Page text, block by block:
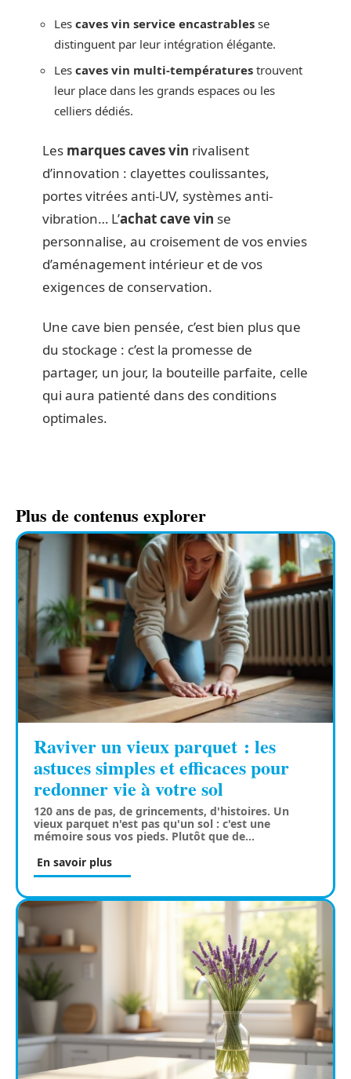
Les caves vin service encastrables se
distinguent par leur intégration élégante.
Les caves vin multi-températures trouvent
leur place dans les grands espaces ou les
celliers dédiés.
Les marques caves vin rivalisent
d’innovation : clayettes coulissantes,
portes vitrées anti-UV, systèmes anti-
vibration… L’achat cave vin se
personnalise, au croisement de vos envies
d’aménagement intérieur et de vos
exigences de conservation.
Une cave bien pensée, c’est bien plus que
du stockage : c’est la promesse de
partager, un jour, la bouteille parfaite, celle
qui aura patienté dans des conditions
optimales.
Plus de contenus explorer
Raviver un vieux parquet : les
astuces simples et efficaces pour
redonner vie à votre sol
120 ans de pas, de grincements, d'histoires. Un
vieux parquet n'est pas qu'un sol : c'est une
mémoire sous vos pieds. Plutôt que de…
En savoir plus